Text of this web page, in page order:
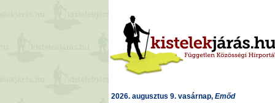
2026. augusztus 9. vasárnap, Emőd